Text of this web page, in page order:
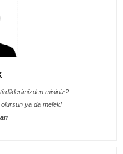
misiniz?
ya da melek!